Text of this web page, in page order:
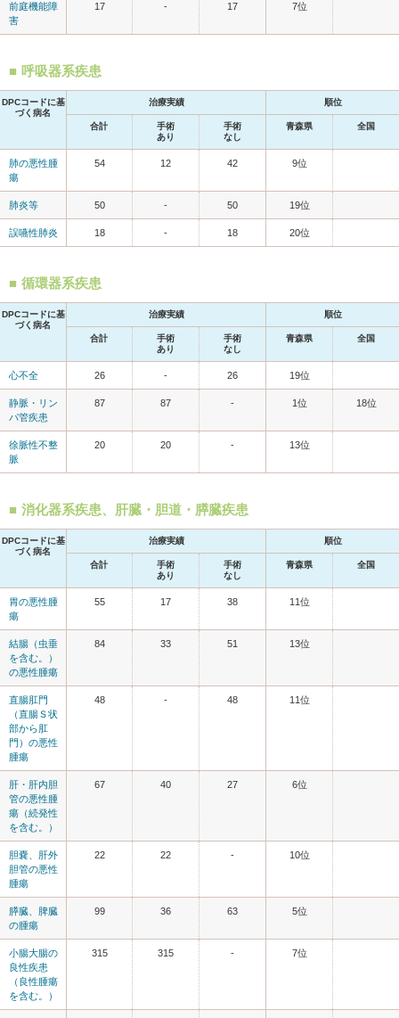
前庭機能障
害
17 - 17 7位
呼吸器系疾患
DPCコードに基
づく病名
治療実績 順位
合計
手術
あり
手術
なし
青森県 全国
肺の悪性腫
瘍
54 12 42 9位
肺炎等 50 - 50 19位
誤嚥性肺炎 18 - 18 20位
循環器系疾患
DPCコードに基
づく病名
治療実績 順位
合計
手術
あり
手術
なし
青森県 全国
心不全 26 - 26 19位
静脈・リン
パ管疾患
87 87 - 1位 18位
徐脈性不整
脈
20 20 - 13位
消化器系疾患、肝臓・胆道・膵臓疾患
DPCコードに基
づく病名
治療実績 順位
合計
手術
あり
手術
なし
青森県 全国
胃の悪性腫
瘍
55 17 38 11位
結腸（虫垂
を含む。）
の悪性腫瘍
84 33 51 13位
直腸肛門
（直腸Ｓ状
部から肛
門）の悪性
腫瘍
48 - 48 11位
肝・肝内胆
管の悪性腫
瘍（続発性
を含む。）
67 40 27 6位
胆嚢、肝外
胆管の悪性
腫瘍
22 22 - 10位
膵臓、脾臓
の腫瘍
99 36 63 5位
小腸大腸の
良性疾患
（良性腫瘍
を含む。）
315 315 - 7位